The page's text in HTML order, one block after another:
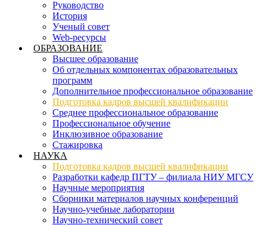
Руководство
История
Ученый совет
Web-ресурсы
ОБРАЗОВАНИЕ
Высшее образование
Об отдельных компонентах образовательных
программ
Дополнительное профессиональное образование
Подготовка кадров высшей квалификации
Среднее профессиональное образование
Профессиональное обучение
Инклюзивное образование
Стажировка
НАУКА
Подготовка кадров высшей квалификации
Разработки кафедр ПГТУ – филиала НИУ МГСУ
Научные мероприятия
Сборники материалов научных конференций
Научно-учебные лаборатории
Научно-технический совет